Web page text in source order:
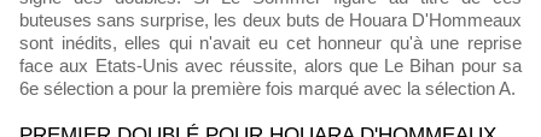
buteuses sans surprise, les deux buts de Houara D'Hommeaux
sont inédits, elles qui n'avait eu cet honneur qu'à une reprise
face aux Etats-Unis avec réussite, alors que Le Bihan pour sa
6e sélection a pour la première fois marqué avec la sélection A.